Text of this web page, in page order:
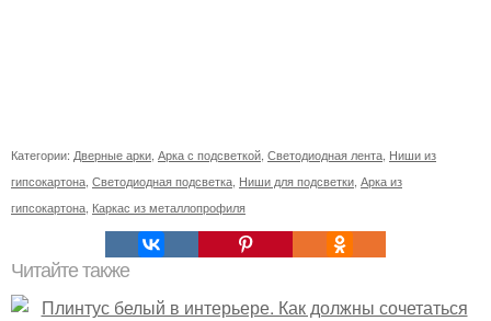
Категории: Дверные арки Арка с подсветкой Светодиодная лента Ниши из
гипсокартона Светодиодная подсветка Ниши для подсветки Арка из
гипсокартона Каркас из металлопрофиля
Читайте также